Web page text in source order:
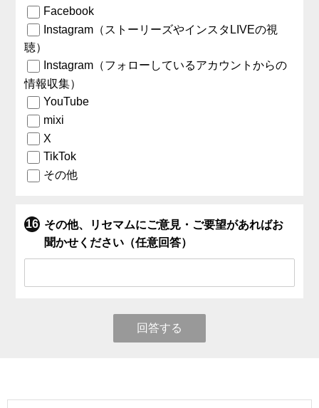
Facebook
Instagram（ストーリーズやインスタLIVEの視
聴）
Instagram（フォローしているアカウントからの
情報収集）
YouTube
mixi
X
TikTok
その他
その他、リセマムにご意見・ご要望があればお
聞かせください（任意回答）
回答する